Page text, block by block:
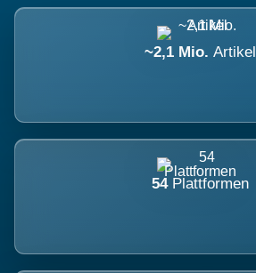
~2,1 Mio. Artikel
54 Plattformen